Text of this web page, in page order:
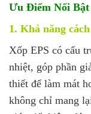
Ưu Điểm Nổi Bật
1. Khả năng
Xốp EPS có cấu
nhiệt, góp phần
thiết để làm mát
không chỉ mang